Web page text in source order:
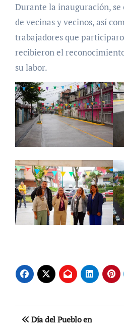
Durante la inauguración, se
de vecinas y vecinos, así
trabajadores que
recibieron el
su labor.
Navegación
Día del Pueblo en